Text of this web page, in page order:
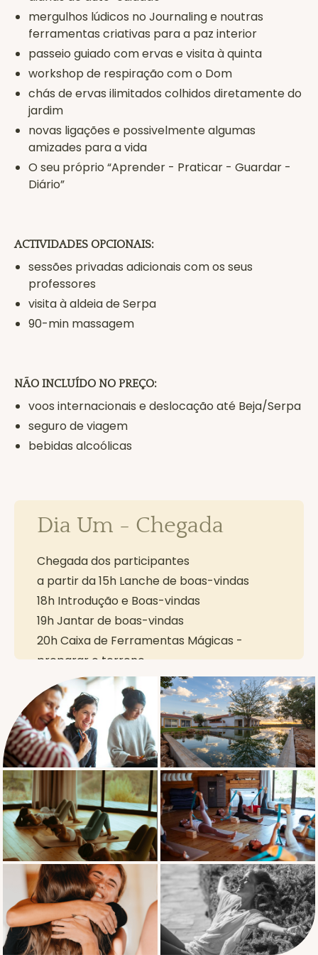
mergulhos lúdicos no Journaling e noutras
ferramentas criativas para a paz interior
passeio guiado com ervas e visita à quinta
workshop de respiração com o Dom
chás de ervas ilimitados colhidos diretamente do
jardim
novas ligações e possivelmente algumas
amizades para a vida
O seu próprio “Aprender - Praticar - Guardar -
Diário”
ACTIVIDADES OPCIONAIS:
sessões privadas adicionais com os seus
professores
visita à aldeia de Serpa
90-min massagem
NÃO INCLUÍDO NO PREÇO:
voos internacionais e deslocação até Beja/Serpa
seguro de viagem
bebidas alcoólicas
Dia Um - Chegada
Chegada dos participantes
a partir da 15h Lanche de boas-vindas
18h Introdução e Boas-vindas
19h Jantar de boas-vindas
20h Caixa de Ferramentas Mágicas -
preparar o terreno
Dia Dois- Terra
8h Manhã Pilates com Mareile
9h30 Pequeno-almoço Brunch
11h Visita guiada à Quinta & Caminhada na
Natureza / Introdução à nossa Caixa de
Ferramentas Mágica
13h Aula privada de Pilates ou Yoga
14h Almoço ligeiro
17h Grounding Yoga prática com Dom
19h Jantar de Campo
Dia Tres- Água